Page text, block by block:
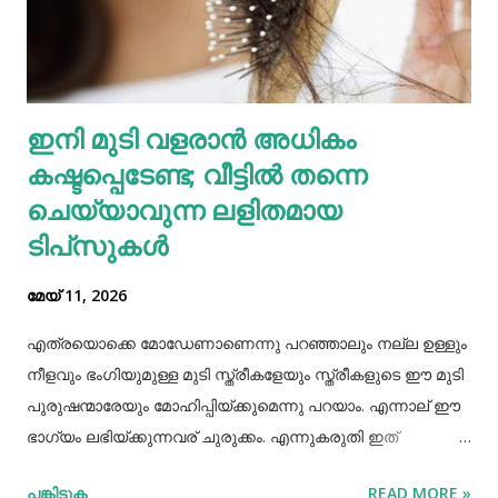
മനസ്സിലാക്കി. ഒരു ചങ്ങലയിൽ ബന്ധിച്ച 500 പൂച്ചകളെ
ശത്രുക്യാമ്പ് അവരുടെ സൈന്യത്തിൻ്റെ മുൻനിരയിൽ
നിർത്തി. ഈ പൂച്ചകളെ കണ്ട് നെപ്പോളിയൻ പിൻവാങ്ങാൻ
തുടങ്ങി, പിടിക്കപ്പെട്ടു, യുദ്ധത്തിൽ പരാജയപ്പെട്ടു, ഒടുവിൽ
മരണത്തെ അഭിമുഖീകരിച്ചു. മറ്റൊരു കഥയുണ്ട്. ഒരിക്കൽ ഒരു
പ്രേതം ഒരു മനുഷ്യനെ പിടികൂടി. പ്രേ...
ഇനി മുടി വളരാൻ അധികം
കഷ്ടപ്പെടേണ്ട; വീട്ടിൽ തന്നെ
ചെയ്യാവുന്ന ലളിതമായ
ടിപ്‌സുകൾ
മേയ് 11, 2026
എത്രയൊക്കെ മോഡേണാണെന്നു പറഞ്ഞാലും നല്ല ഉള്ളും
നീളവും ഭംഗിയുമുള്ള മുടി സ്ത്രീകളേയും സ്ത്രീകളുടെ ഈ മുടി
പുരുഷന്മാരേയും മോഹിപ്പിയ്ക്കുമെന്നു പറയാം. എന്നാല് ഈ
ഭാഗ്യം ലഭിയ്ക്കുന്നവര് ചുരുക്കം. എന്നുകരുതി ഇത്
പങ്കിടുക READ MORE »